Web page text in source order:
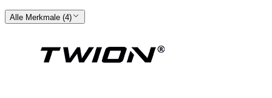
Alle Merkmale (4)